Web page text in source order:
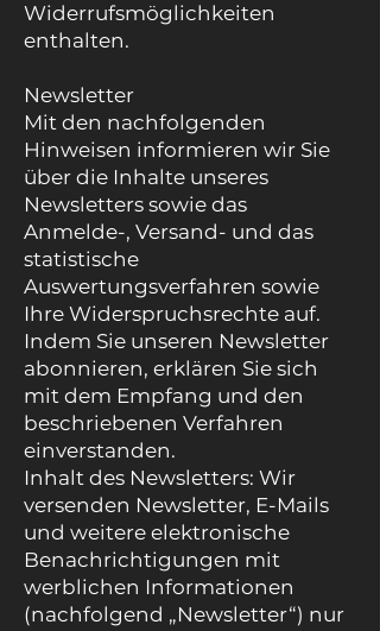
Widerrufsmöglichkeiten
enthalten.
Newsletter
Mit den nachfolgenden
Hinweisen informieren wir Sie
über die Inhalte unseres
Newsletters sowie das
Anmelde-, Versand- und das
statistische
Auswertungsverfahren sowie
Ihre Widerspruchsrechte auf.
Indem Sie unseren Newsletter
abonnieren, erklären Sie sich
mit dem Empfang und den
beschriebenen Verfahren
einverstanden.
Inhalt des Newsletters: Wir
versenden Newsletter, E-Mails
und weitere elektronische
Benachrichtigungen mit
werblichen Informationen
(nachfolgend „Newsletter“) nur